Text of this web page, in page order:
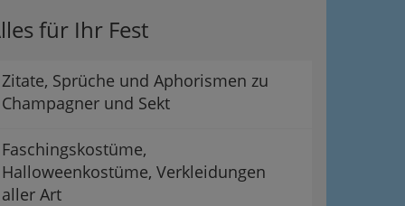
für Ihr Fest
Zitate, Sprüche und Aphorismen zu
Champagner und Sekt
Faschingskostüme,
Halloweenkostüme, Verkleidungen
aller Art